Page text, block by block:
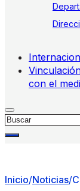
con el
Buscar
Inicio/Noticias/